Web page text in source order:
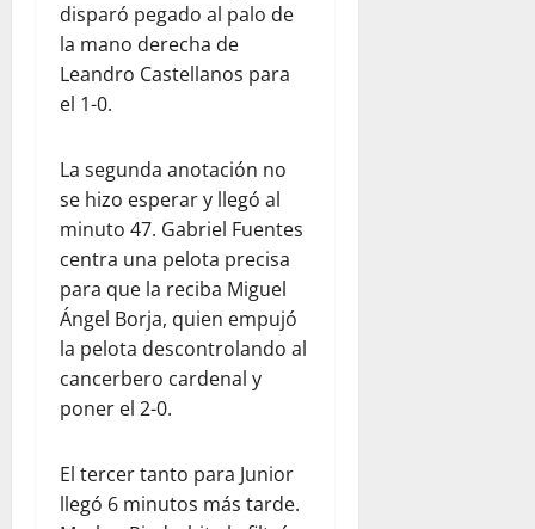
disparó pegado al palo de
la mano derecha de
Leandro Castellanos para
el 1-0.
La segunda anotación no
se hizo esperar y llegó al
minuto 47. Gabriel Fuentes
centra una pelota precisa
para que la reciba Miguel
Ángel Borja, quien empujó
la pelota descontrolando al
cancerbero cardenal y
poner el 2-0.
El tercer tanto para Junior
llegó 6 minutos más tarde.